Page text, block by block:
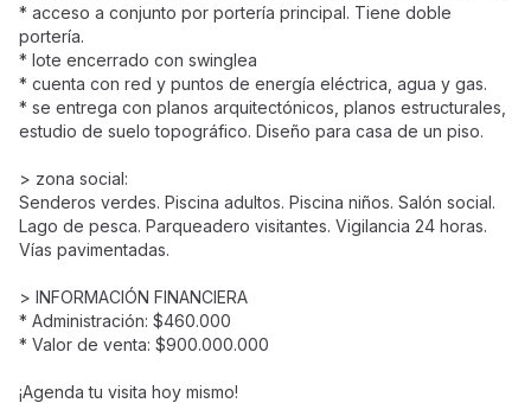
* acceso a conjunto por portería principal. Tiene doble
portería.
* lote encerrado con swinglea
* cuenta con red y puntos de energía eléctrica, agua y gas.
* se entrega con planos arquitectónicos, planos estructurales,
estudio de suelo topográfico. Diseño para casa de un piso.
> zona social:
Senderos verdes. Piscina adultos. Piscina niños. Salón social.
Lago de pesca. Parqueadero visitantes. Vigilancia 24 horas.
Vías pavimentadas.
> INFORMACIÓN FINANCIERA
* Administración: $460.000
* Valor de venta: $900.000.000
¡Agenda tu visita hoy mismo!